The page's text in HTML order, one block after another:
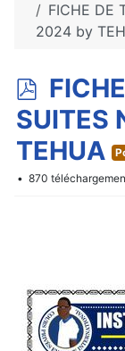
FICHE DE
2024 by
p
d
f
SUITES
TEHUA
870